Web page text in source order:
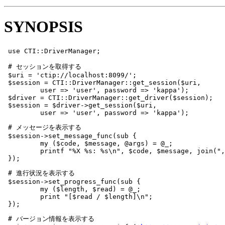
SYNOPSIS
use CTI::DriverManager;
# セッションを取得する
$uri = 'ctip://localhost:8099/';
$session = CTI::DriverManager::get_session($uri,
         user => 'user', password => 'kappa');
$driver = CTI::DriverManager::get_driver($session);
$session = $driver->get_session($uri,
         user => 'user', password => 'kappa');
# メッセージを表示する
$session->set_message_func(sub {
         my ($code, $message, @args) = @_;
printf "%X %s: %s\n", $code, $message,
});
# 進行状況を表示する
$session->set_progress_func(sub {
         my ($length, $read) = @_;
         print "[$read / $length]\n";
});
# バージョン情報を表示する